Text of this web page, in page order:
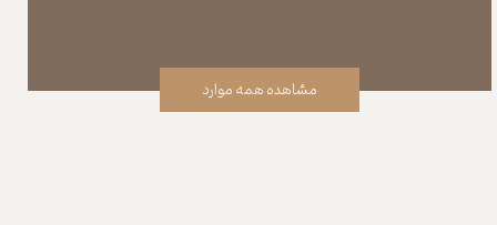
مشاهده همه موارد